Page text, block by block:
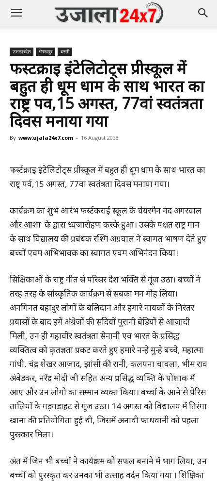
उत्तरप्रदेश गोरखपुर बस्ती
फर्स्टक्राइ इंटेलिटोट्स प्रीस्कूल में
बहुत ही धूम धाम के साथ भारत का
राष्ट्र पर्व,15 अगस्त, 77वां स्वतंत्रता
दिवस मनाया गया
By www.ujala24x7.com - 16 August 2023
फर्स्टक्राइ इंटेलिटोट्स प्रीस्कूल में बहुत ही धूम धाम के साथ भारत का
राष्ट्र पर्व,15 अगस्त, 77वां स्वतंत्रता दिवस मनाया गया।
कार्यक्रम का शुभ आरंभ फर्स्टकराई स्कूल के चेयरमैन नंद अगरवाल
और आशा के द्वारा ध्वजारोहण करके हुआ। उसके पक्षत राष्ट्र गान
के साथ विद्यालय की प्रबंधक रश्मि अग्रवाल ने स्वागत भाषण देते हुए
बच्चों एवम अभिभावक का स्वागत एवम अभिनंदन किया।
सिक्षिकाओं के राष्ट्र गीत से परिसर देश भक्ति से गूंज उठा। बच्चों ने
तरह तरह के सांस्कृतिक कार्यक्रम से सबका मन मोह लिया।
अनगिनत बहादुर लोगों के बलिदान और हमारे नायकों के निरंतर
प्रयासों के बाद हमें अंग्रेजों की सदियों पुरानी बेड़ियों से आजादी
मिली, उन ही महावीर स्वतंत्रता सेनानी एवं भारत के प्रसिद्ध
व्यक्तित्व को कृतज्ञता प्रकट करते हुए हमारे नन्हे मुन्हे बच्चे, महात्मा
गांधी, चंद्र शेखर आज़ाद, झांसी की रानी, कलपना चावला, भीम राव
अंबेडकर, नरेंद्र मोदी जी सहित अन्य प्रसिद्ध व्यक्ति के पोशाक में
आए और उन लोगो का सम्मान व्यक्त किया। बच्चों के आने से पेरिस
तालियों के गड़गड़ाहट से गूंज उठा। 14 अगस्त को विद्यालय में तिरंगा
खाना की प्रतियोगिता हुई थी, जिसमें अनावी फाथवानी को पहला
पुरस्कार मिला।
अंत में जिन भी बच्चों ने कार्यक्रम को सफल बनाने में भाग लिया, उन
बच्चों को पुरस्कृत कर उनका भी उत्साह वर्दन किया गया । शिक्षिका